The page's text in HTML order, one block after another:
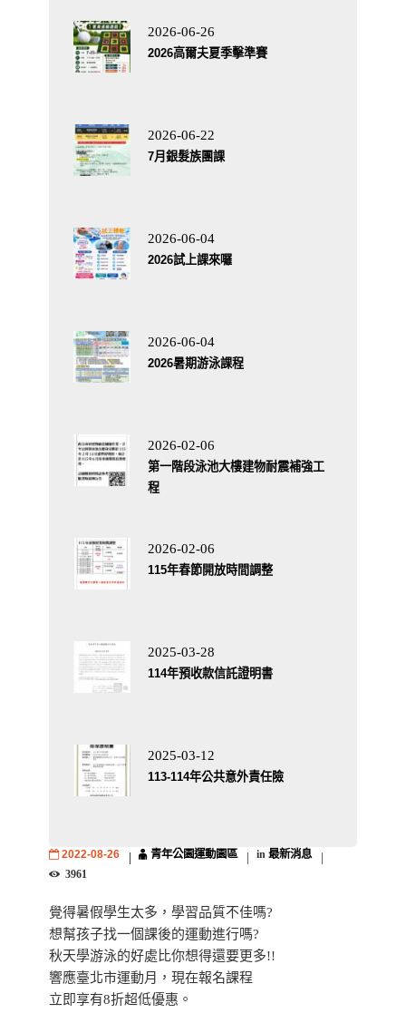
2026-06-26
2026高爾夫夏季擊準賽
2026-06-22
7月銀髮族團課
2026-06-04
2026試上課來囉
2026-06-04
2026暑期游泳課程
2026-02-06
第一階段泳池大樓建物耐震補強工
程
2026-02-06
115年春節開放時間調整
2025-03-28
114年預收款信託證明書
2025-03-12
113-114年公共意外責任險
2022-08-26 青年公園運動園區 in 最新消息
3961
覺得暑假學生太多，學習品質不佳嗎?
想幫孩子找一個課後的運動進行嗎?
秋天學游泳的好處比你想得還要更多!!
響應臺北市運動月，現在報名課程
立即享有8折超低優惠。